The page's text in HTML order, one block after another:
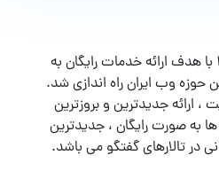
پرشین اسکریپت در سال ۱۳۸۶ با هدف ارائه خدمات رایگان به
حوزه وب ایران راه اندازی شد.
ارائه جدیدترین و بروزترین
به صورت رایگان ، جدیدترین
در تالارهای گفتگو می باشد.